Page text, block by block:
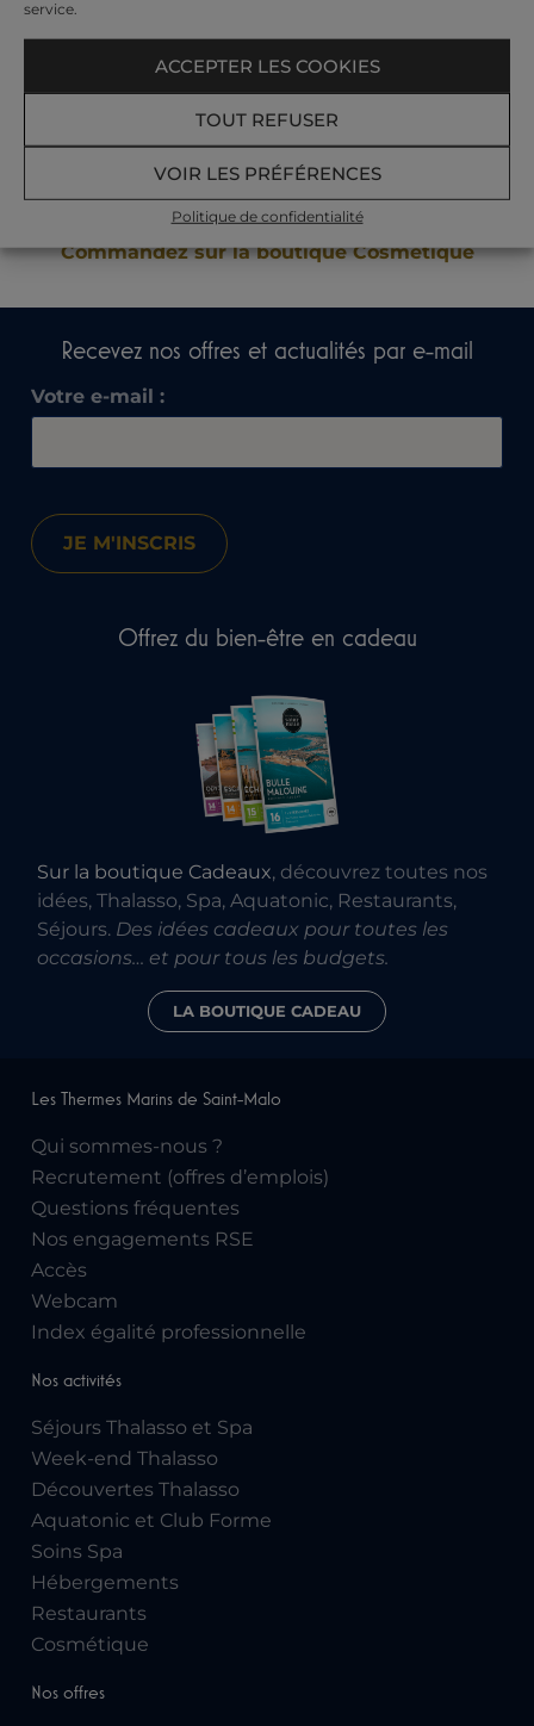
service.
ACCEPTER LES COOKIES
TOUT REFUSER
VOIR LES PRÉFÉRENCES
Politique de confidentialité
Retrouver la ligne de cosmétiques utilisée dans
nos soins.
Commandez sur la boutique Cosmétique
Offrez du bien-être en cadeau
Sur la boutique Cadeaux, découvrez toutes nos
idées, Thalasso, Spa, Aquatonic, Restaurants,
Séjours. Des idées cadeaux pour toutes les
occasions… et pour tous les budgets.
LA BOUTIQUE CADEAU
Recevez nos offres et actualités par e-mail​
Votre e-mail :
Les Thermes Marins de Saint-Malo
Qui sommes-nous ?
Recrutement (offres d’emplois)
Questions fréquentes
Nos engagements RSE
Accès
Webcam
Index égalité professionnelle
Nos activités
Séjours Thalasso et Spa
Week-end Thalasso
Découvertes Thalasso
Aquatonic et Club Forme
Soins Spa
Hébergements
Restaurants
Cosmétique
Nos offres